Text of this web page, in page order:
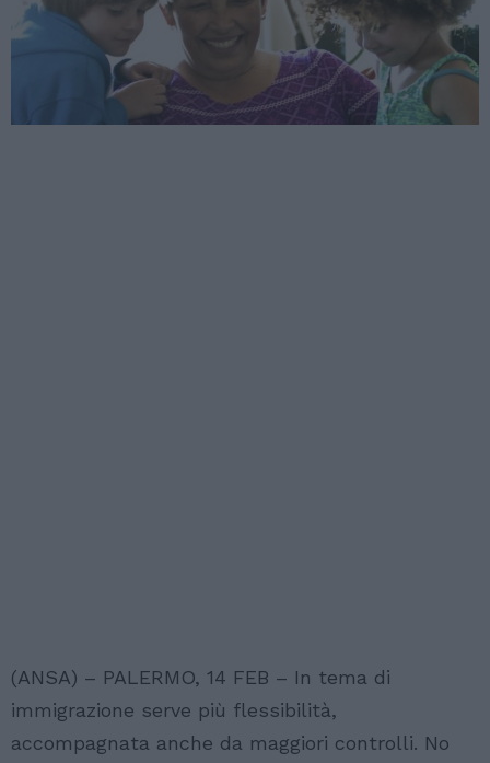
(ANSA) – PALERMO, 14 FEB – In tema di
immigrazione serve più flessibilità,
accompagnata anche da maggiori controlli. No